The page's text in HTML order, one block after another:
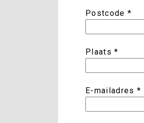
Postcode *
Plaats *
E-mailadres *